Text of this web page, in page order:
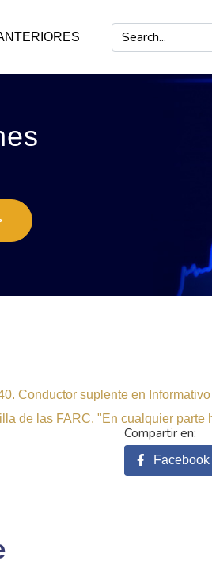
Conductor suplente en
de las FARC. "En cualquier
Facebook